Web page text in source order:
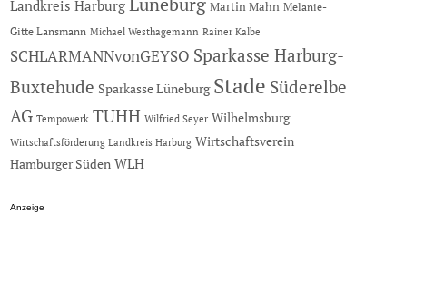
Landkreis Harburg Martin Mahn Melanie-
Gitte Lansmann Michael Westhagemann Rainer Kalbe
SCHLARMANNvonGEYSO Sparkasse Harburg-
Buxtehude Sparkasse Lüneburg Stade Süderelbe
AG Tempowerk TUHH Wilfried Seyer Wilhelmsburg
Wirtschaftsförderung Landkreis Harburg Wirtschaftsverein
Hamburger Süden WLH
Anzeige